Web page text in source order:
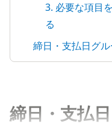
3. 必要な項目
る
締日・支払日グ
締日・支払